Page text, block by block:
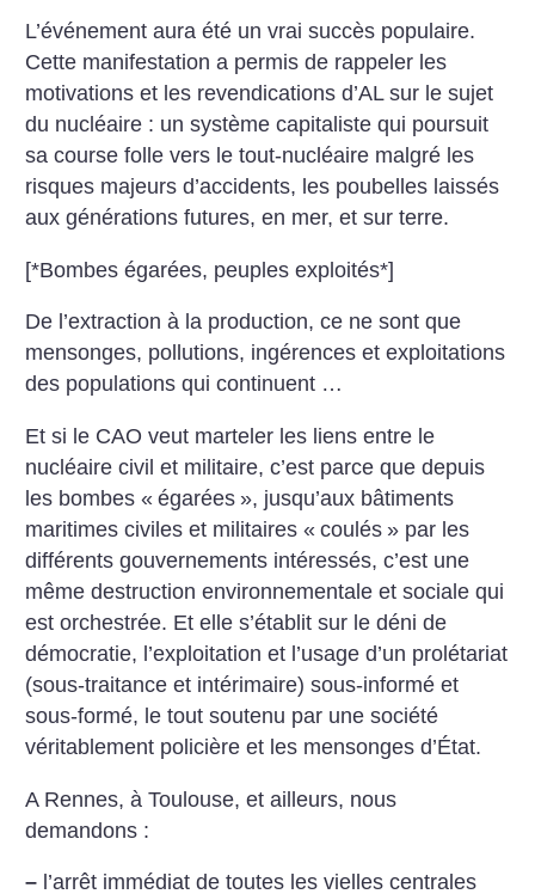
L’événement aura été un vrai succès populaire.
Cette manifestation a permis de rappeler les
motivations et les revendications d’AL sur le sujet
du nucléaire : un système capitaliste qui poursuit
sa course folle vers le tout-nucléaire malgré les
risques majeurs d’accidents, les poubelles laissés
aux générations futures, en mer, et sur terre.
[*Bombes égarées, peuples exploités*]
De l’extraction à la production, ce ne sont que
mensonges, pollutions, ingérences et exploitations
des populations qui continuent …
Et si le CAO veut marteler les liens entre le
nucléaire civil et militaire, c’est parce que depuis
les bombes « égarées », jusqu’aux bâtiments
maritimes civiles et militaires « coulés » par les
différents gouvernements intéressés, c’est une
même destruction environnementale et sociale qui
est orchestrée. Et elle s’établit sur le déni de
démocratie, l’exploitation et l’usage d’un prolétariat
(sous-traitance et intérimaire) sous-informé et
sous-formé, le tout soutenu par une société
véritablement policière et les mensonges d’État.
A Rennes, à Toulouse, et ailleurs, nous
demandons :
– l’arrêt immédiat de toutes les vielles centrales